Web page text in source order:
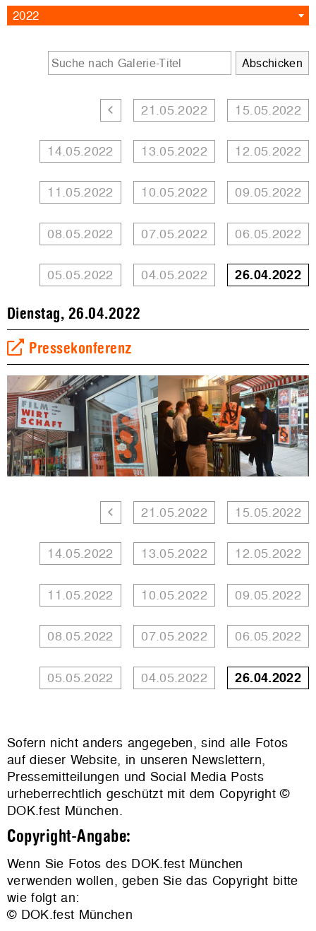
2022
21.05.2022 15.05.2022
14.05.2022 13.05.2022 12.05.2022
11.05.2022 10.05.2022 09.05.2022
08.05.2022 07.05.2022 06.05.2022
05.05.2022 04.05.2022 26.04.2022
Dienstag, 26.04.2022
Pressekonferenz
21.05.2022 15.05.2022
14.05.2022 13.05.2022 12.05.2022
11.05.2022 10.05.2022 09.05.2022
08.05.2022 07.05.2022 06.05.2022
05.05.2022 04.05.2022 26.04.2022
Sofern nicht anders angegeben, sind alle Fotos
auf dieser Website, in unseren Newslettern,
Pressemitteilungen und Social Media Posts
urheberrechtlich geschützt mit dem Copyright ©
DOK.fest München.
Copyright-Angabe:
Wenn Sie Fotos des DOK.fest München
verwenden wollen, geben Sie das Copyright bitte
wie folgt an:
© DOK.fest München